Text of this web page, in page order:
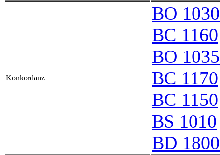
Konkordanz
BO 1030
BC 1160
BO 1035
BC 1170
BC 1150
BS 1010
BD 1800